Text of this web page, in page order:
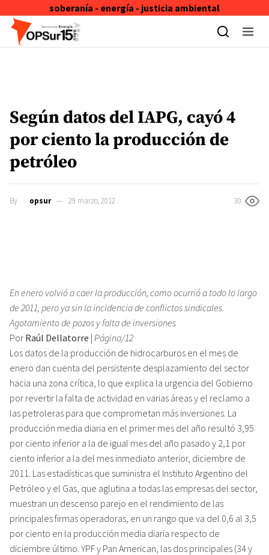
soberanía - energía - justicia ambiental
Skip to content
Según datos del IAPG, cayó 4
por ciento la producción de
petróleo
By opsur 29 marzo, 2012 30
En enero volvió a caer la producción, como ocurrió a todo lo largo
de 2011, pero ya sin la incidencia de conflictos sindicales.
Agotamiento de pozos y falta de inversiones
Por Raúl Dellatorre | Página/12
Los datos de la producción de hidrocarburos en el mes de
enero dan cuenta del persistente desplazamiento del sector
hacia una zona crítica, lo que explica la urgencia del Gobierno
por revertir la falta de actividad en varias áreas y el reclamo a
las petroleras para que comprometan más inversiones. La
producción media diaria en el primer mes del año resultó 3,95
por ciento inferior a la de igual mes del año pasado y 2,1 por
ciento inferior a la del mes inmediato anterior, diciembre de
2011. Las estadísticas que suministra el Instituto Argentino del
Petróleo y el Gas, que aglutina a todas las empresas del sector,
muestran un descenso parejo en el rendimiento de las
principales firmas operadoras, en un rango que va del 0,6 al 3,5
por ciento en la producción media diaria respecto de
diciembre último. YPF y Pan American, las dos principales (34 y